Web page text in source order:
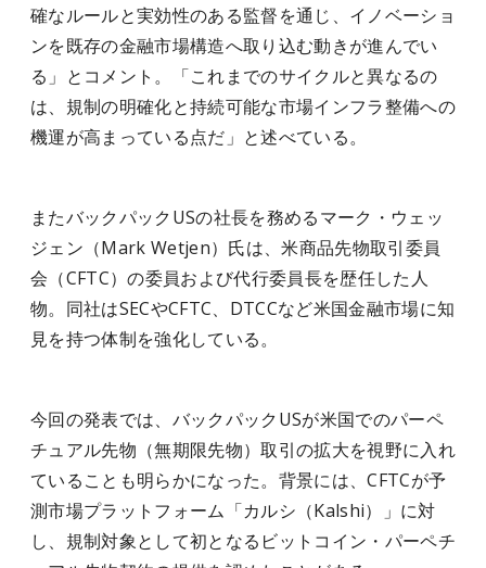
確なルールと実効性のある監督を通じ、イノベーショ
ンを既存の金融市場構造へ取り込む動きが進んでい
る」とコメント。「これまでのサイクルと異なるの
は、規制の明確化と持続可能な市場インフラ整備への
機運が高まっている点だ」と述べている。
またバックパックUSの社長を務めるマーク・ウェッ
ジェン（Mark Wetjen）氏は、米商品先物取引委員
会（CFTC）の委員および代行委員長を歴任した人
物。同社はSECやCFTC、DTCCなど米国金融市場に知
見を持つ体制を強化している。
今回の発表では、バックパックUSが米国でのパーペ
チュアル先物（無期限先物）取引の拡大を視野に入れ
ていることも明らかになった。背景には、CFTCが予
測市場プラットフォーム「カルシ（Kalshi）」に対
し、規制対象として初となるビットコイン・パーペチ